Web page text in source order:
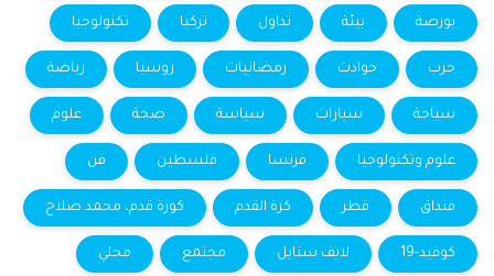
بورصة بيئة تداول تركيا تكنولوجيا
حرب حوادث رمضانيات روسيا رياضة
سياحة سيارات سياسة صحة علوم
علوم وتكنولوجيا فرنسا فلسطين فن
فنداق قطر كرة القدم كورة قدم، محمد صلاح
كوفيد-19 لايف ستايل مجتمع محلي